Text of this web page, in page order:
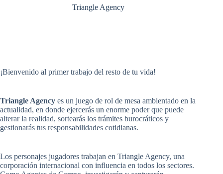
Triangle Agency
¡Bienvenido al primer trabajo del resto de tu vida!
Triangle Agency es un juego de rol de mesa ambientado en la
actualidad, en donde ejercerás un enorme poder que puede
alterar la realidad, sortearás los trámites burocráticos y
gestionarás tus responsabilidades cotidianas.
Los personajes jugadores trabajan en Triangle Agency, una
corporación internacional con influencia en todos los sectores.